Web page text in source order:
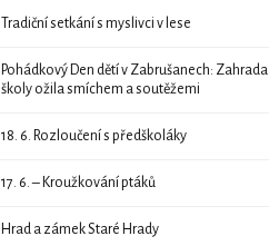
Tradiční setkání s myslivci v lese
Pohádkový Den dětí v Zabrušanech: Zahrada
školy ožila smíchem a soutěžemi
18. 6. Rozloučení s předškoláky
17. 6. – Kroužkování ptáků
Hrad a zámek Staré Hrady